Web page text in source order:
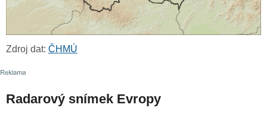
Zdroj dat: ČHMÚ
Radarový snímek Evropy